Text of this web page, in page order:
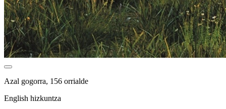
Azal gogorra, 156 orrialde
English hizkuntza